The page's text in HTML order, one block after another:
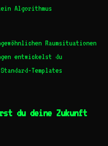
Algorithmus
Raumsituationen
entwickelst du
Templates
du deine Zukunft